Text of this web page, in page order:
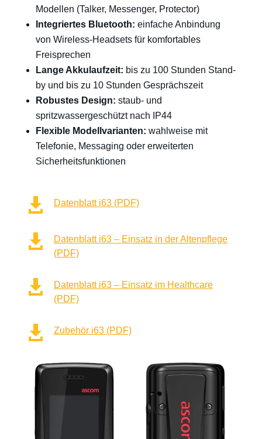
Modellen (Talker, Messenger, Protector)
Integriertes Bluetooth: einfache Anbindung
von Wireless-Headsets für komfortables
Freisprechen
Lange Akkulaufzeit: bis zu 100 Stunden Stand-
by und bis zu 10 Stunden Gesprächszeit
Robustes Design: staub- und
spritzwassergeschützt nach IP44
Flexible Modellvarianten: wahlweise mit
Telefonie, Messaging oder erweiterten
Sicherheitsfunktionen
 Datenblatt i63 (PDF)

Datenblatt i63 – Einsatz in der Altenpflege
(PDF)

Datenblatt i63 – Einsatz im Healthcare
(PDF)
 Zubehör i63 (PDF)